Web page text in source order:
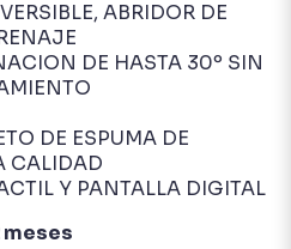
ABRIDOR DE
DE HASTA 30º SIN
DE ESPUMA DE
CALIDAD
Y PANTALLA DIGITAL
meses